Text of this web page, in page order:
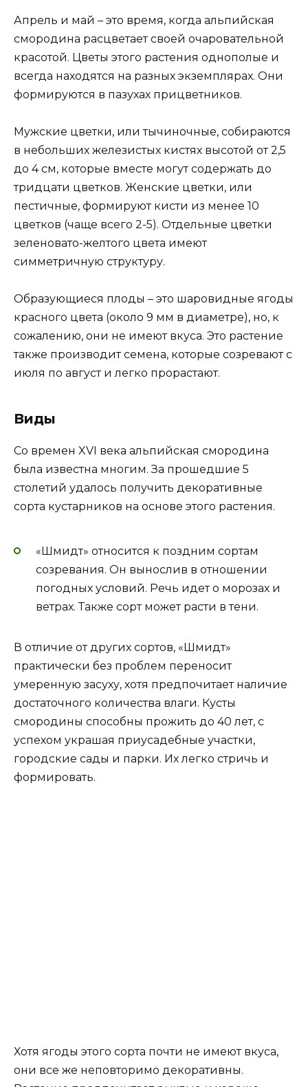
Апрель и май – это время, когда альпийская
смородина расцветает своей очаровательной
красотой. Цветы этого растения однополые и
всегда находятся на разных экземплярах. Они
формируются в пазухах прицветников.
Мужские цветки, или тычиночные, собираются
в небольших железистых кистях высотой от 2,5
до 4 см, которые вместе могут содержать до
тридцати цветков. Женские цветки, или
пестичные, формируют кисти из менее 10
цветков (чаще всего 2-5). Отдельные цветки
зеленовато-желтого цвета имеют
симметричную структуру.
Образующиеся плоды – это шаровидные ягоды
красного цвета (около 9 мм в диаметре), но, к
сожалению, они не имеют вкуса. Это растение
также производит семена, которые созревают с
июля по август и легко прорастают.
Виды
Со времен XVI века альпийская смородина
была известна многим. За прошедшие 5
столетий удалось получить декоративные
сорта кустарников на основе этого растения.
«Шмидт» относится к поздним сортам
созревания. Он вынослив в отношении
погодных условий. Речь идет о морозах и
ветрах. Также сорт может расти в тени.
В отличие от других сортов, «Шмидт»
практически без проблем переносит
умеренную засуху, хотя предпочитает наличие
достаточного количества влаги. Кусты
смородины способны прожить до 40 лет, с
успехом украшая приусадебные участки,
городские сады и парки. Их легко стричь и
формировать.
Хотя ягоды этого сорта почти не имеют вкуса,
они все же неповторимо декоративны.